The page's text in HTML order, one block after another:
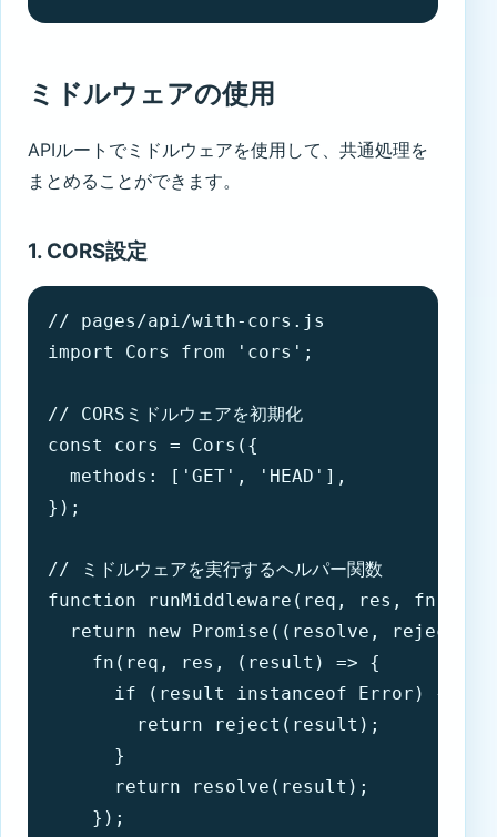
ミドルウェアの使用
APIルートでミドルウェアを使用して、共通処理を
まとめることができます。
1. CORS設定
// pages/api/with-cors.js
import Cors from 'cors';
// CORSミドルウェアを初期化
const cors = Cors({
  methods: ['GET', 'HEAD'],
});
// ミドルウェアを実行するヘルパー関数
function runMiddleware(req, res, fn) {
return new Promise((resolve, reject)
    fn(req, res, (result) => {
      if (result instanceof Error) {
        return reject(result);
      }
      return resolve(result);
    });